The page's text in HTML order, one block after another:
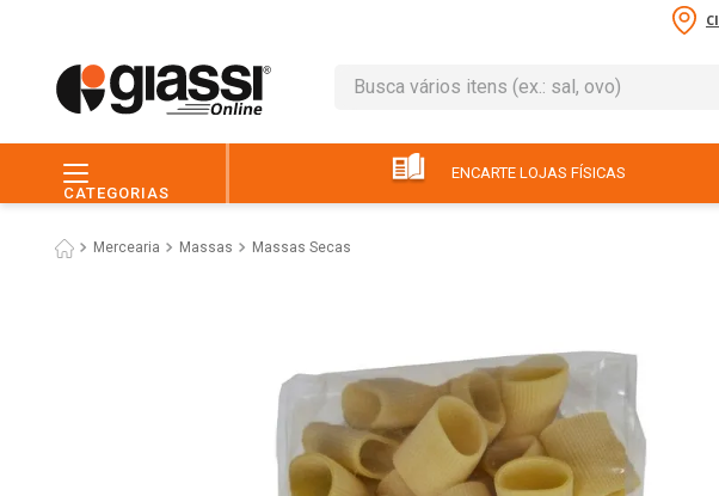
Busca vários itens (ex.: sal, ovo)
CATEGORIAS
ENCARTE LOJAS FÍSICAS
Mercearia Massas Massas Secas
leite
6º pão
º macarrão
8